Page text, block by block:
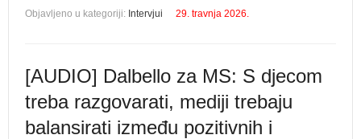
Objavljeno u kategoriji: Intervjui 29. travnja 2026.
[AUDIO] Dalbello za MS: S djecom
treba razgovarati, mediji trebaju
balansirati između pozitivnih i